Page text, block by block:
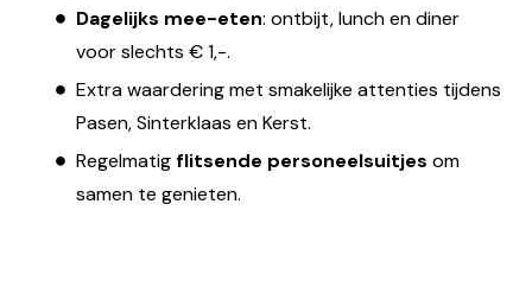
Dagelijks mee-eten: ontbijt, lunch en diner
voor slechts € 1,-.
Extra waardering met smakelijke attenties tijdens
Pasen, Sinterklaas en Kerst.
Regelmatigflitsende personeelsuitjes om
samen te genieten.